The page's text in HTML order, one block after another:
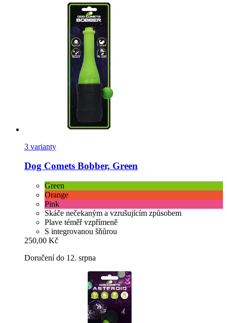
3 varianty
Dog Comets Bobber, Green
Green
Orange
Pink
Skáče nečekaným a vzrušujícím způsobem
Plave téměř vzpřímeně
S integrovanou šňůrou
250,00 Kč
Doručení do 12. srpna